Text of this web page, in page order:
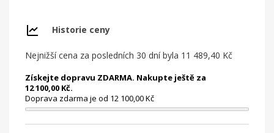
Historie ceny
Nejnižší cena za posledních 30 dní byla 11 489,40 Kč
Získejte dopravu ZDARMA. Nakupte ještě za
12 100,00 Kč.
Doprava zdarma je od 12 100,00 Kč